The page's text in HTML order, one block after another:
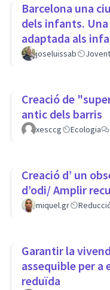
Barcelona una
dels infants.
adaptada als
tothom.
joseluissab
Creació de
antic dels barris
xesccg Ecologia
Creació d’ un
d’odi/ Amplir
miquel.gr
Garantir la
assequible per
reduïda